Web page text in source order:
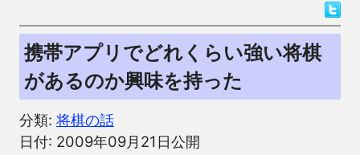
携帯アプリでどれくらい強い将棋
があるのか興味を持った
分類: 将棋の話
日付: 2009年09月21日公開